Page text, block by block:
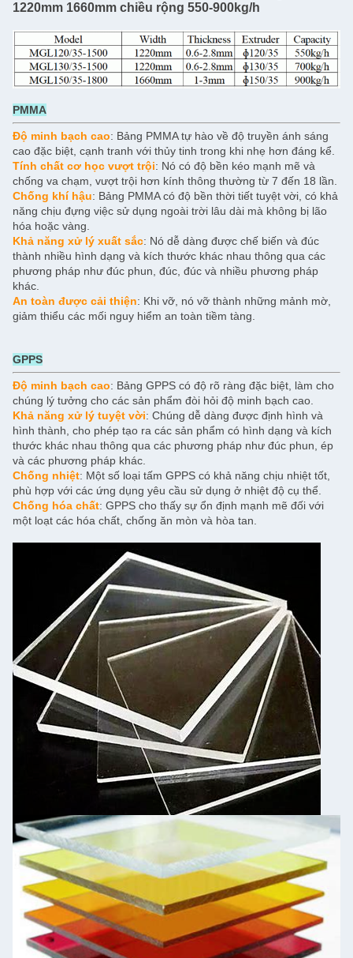
1220mm 1660mm chiều rộng 550-900kg/h
PMMA
Độ minh bạch cao: Bảng PMMA tự hào về độ truyền ánh sáng
cao đặc biệt, cạnh tranh với thủy tinh trong khi nhẹ hơn đáng kể.
Tính chất cơ học vượt trội: Nó có độ bền kéo mạnh mẽ và
chống va chạm, vượt trội hơn kính thông thường từ 7 đến 18 lần.
Chống khí hậu: Bảng PMMA có độ bền thời tiết tuyệt vời, có khả
năng chịu đựng việc sử dụng ngoài trời lâu dài mà không bị lão
hóa hoặc vàng.
Khả năng xử lý xuất sắc: Nó dễ dàng được chế biến và đúc
thành nhiều hình dạng và kích thước khác nhau thông qua các
phương pháp như đúc phun, đúc, đúc và nhiều phương pháp
khác.
An toàn được cải thiện: Khi vỡ, nó vỡ thành những mảnh mờ,
giảm thiểu các mối nguy hiểm an toàn tiềm tàng.
GPPS
Độ minh bạch cao: Bảng GPPS có độ rõ ràng đặc biệt, làm cho
chúng lý tưởng cho các sản phẩm đòi hỏi độ minh bạch cao.
Khả năng xử lý tuyệt vời: Chúng dễ dàng được định hình và
hình thành, cho phép tạo ra các sản phẩm có hình dạng và kích
thước khác nhau thông qua các phương pháp như đúc phun, ép
và các phương pháp khác.
Chống nhiệt: Một số loại tấm GPPS có khả năng chịu nhiệt tốt,
phù hợp với các ứng dụng yêu cầu sử dụng ở nhiệt độ cụ thể.
Chống hóa chất: GPPS cho thấy sự ổn định mạnh mẽ đối với
một loạt các hóa chất, chống ăn mòn và hòa tan.